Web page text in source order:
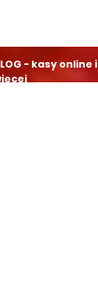
- kasy online i